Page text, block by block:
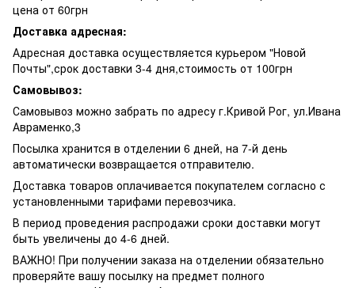
цена от 60грн
Доставка адресная:
Адресная доставка осуществляется курьером "Новой
Почты",срок доставки 3-4 дня,стоимость от 100грн
Самовывоз:
Самовывоз можно забрать по адресу г.Кривой Рог, ул.Ивана
Авраменко,3
Посылка хранится в отделении 6 дней, на 7-й день
автоматически возвращается отправителю.
Доставка товаров оплачивается покупателем согласно с
установленными тарифами перевозчика.
В период проведения распродажи сроки доставки могут
быть увеличены до 4-6 дней.
ВАЖНО! При получении заказа на отделении обязательно
проверяйте вашу посылку на предмет полного